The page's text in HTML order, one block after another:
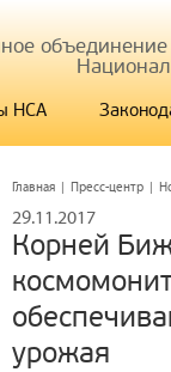
НСА
Главная | Пресс-центр |
29.11.2017
Корней
урожая